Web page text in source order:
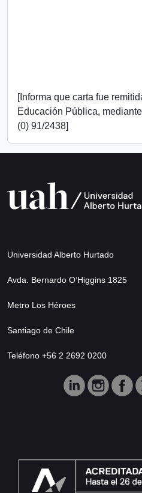
[Informa que carta fue
Educación Pública,
(0) 91/2438]
Universidad Alberto Hurtado
Avda. Bernardo O’Higgins 1825
Metro Los Héroes
Santiago de Chile
Teléfono +56 2 2692 0200